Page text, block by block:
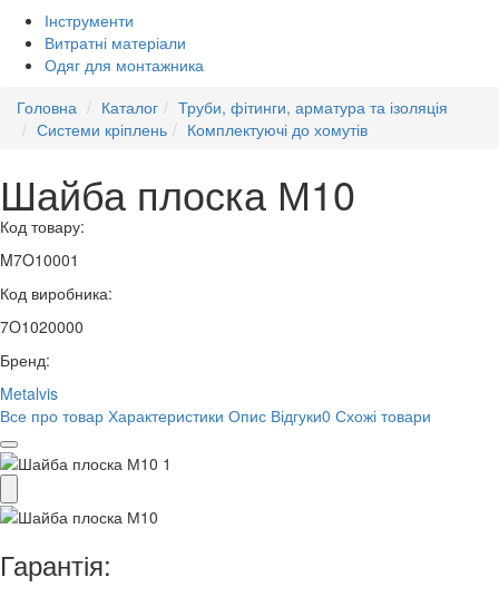
Інструменти
Витратні матеріали
Одяг для монтажника
Головна
Каталог
Труби, фітинги, арматура та ізоляція
Системи кріплень
Комплектуючі до хомутів
Шайба плоска М10
Код товару:
M7O10001
Код виробника:
7O1020000
Бренд:
Metalvis
Все про товар Характеристики Опис Відгуки0 Схожі товари
Гарантія: